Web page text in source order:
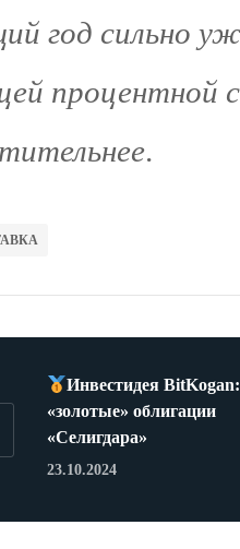
год сильно
процентной
.
Инвестидея BitKogan:
«золотые» облигации
«Селигдара»
23.10.2024